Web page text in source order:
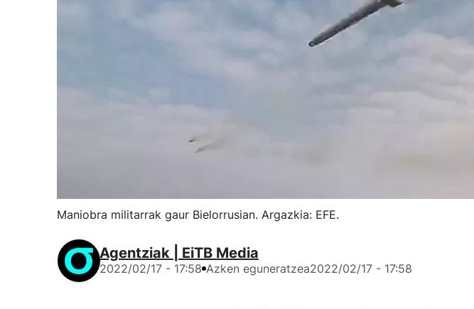
Maniobra militarrak gaur Bielorrusian. Argazkia: EFE.
Agentziak | EiTB Media
2022/02/17 - 17:58 Azken eguneratzea2022/02/17 - 17:58